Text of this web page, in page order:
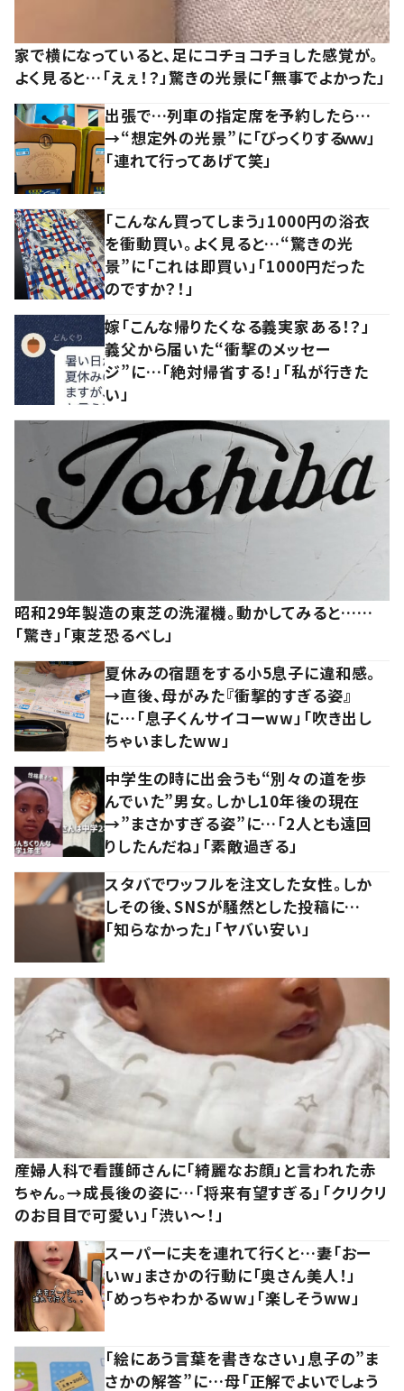
家で横になっていると、足にコチョコチョした感覚が。
よく見ると…「えぇ！？」驚きの光景に「無事でよかった」
出張で…列車の指定席を予約したら…
→“想定外の光景”に「びっくりするｗｗ」
「連れて行ってあげて笑」
「こんなん買ってしまう」1000円の浴衣
を衝動買い。よく見ると…“驚きの光
景”に「これは即買い」「1000円だった
のですか？！」
嫁「こんな帰りたくなる義実家ある！？」
義父から届いた“衝撃のメッセー
ジ”に…「絶対帰省する！」「私が行きた
い」
昭和29年製造の東芝の洗濯機。動かしてみると……
「驚き」「東芝恐るべし」
夏休みの宿題をする小5息子に違和感。
→直後、母がみた『衝撃的すぎる姿』
に…「息子くんサイコーww」「吹き出し
ちゃいましたww」
中学生の時に出会うも“別々の道を歩
んでいた”男女。しかし10年後の現在
→”まさかすぎる姿”に…「2人とも遠回
りしたんだね」「素敵過ぎる」
スタバでワッフルを注文した女性。しか
しその後、SNSが騒然とした投稿に…
「知らなかった」「ヤバい安い」
産婦人科で看護師さんに「綺麗なお顔」と言われた赤
ちゃん。→成長後の姿に…「将来有望すぎる」「クリクリ
のお目目で可愛い」「渋い～！」
スーパーに夫を連れて行くと…妻「おー
いw」まさかの行動に「奥さん美人！」
「めっちゃわかるww」「楽しそうww」
「絵にあう言葉を書きなさい」息子の”ま
さかの解答”に…母「正解でよいでしょう